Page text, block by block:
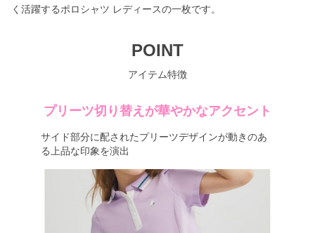
く活躍するポロシャツ レディースの一枚です。
POINT
アイテム特徴
プリーツ切り替えが華やかなアクセント
サイド部分に配されたプリーツデザインが動きのあ
る上品な印象を演出